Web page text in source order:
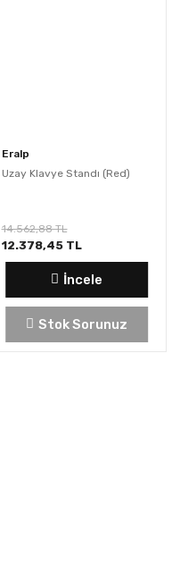
Eralp
Uzay Klavye Standı (Red)
14.562,88 TL
12.378,45 TL
İncele
Stok Sorunuz